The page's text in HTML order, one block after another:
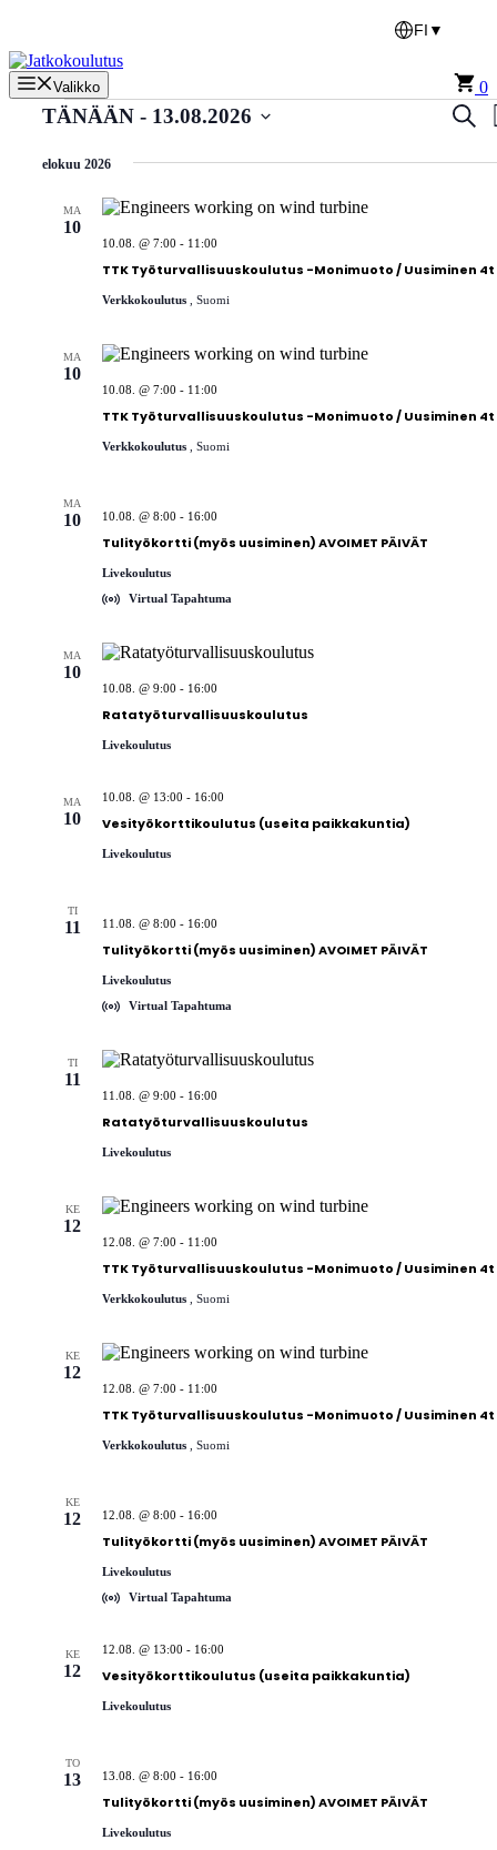
FI ▼
Valikko 0
Tapahtumat
aja
Etsi
TÄNÄÄN - 13.08.2026
päivä.
elokuu 2026
MA
10
TTK Työturvallisuuskoulutus -Monimuoto / Uusiminen 4t
10.08. @ 7:00 - 11:00
Verkkokoulutus , Suomi
MA
10
TTK Työturvallisuuskoulutus -Monimuoto / Uusiminen 4t
10.08. @ 7:00 - 11:00
Verkkokoulutus , Suomi
MA
10
Tulityökortti (myös uusiminen) AVOIMET PÄIVÄT
10.08. @ 8:00 - 16:00
Livekoulutus
Virtual Tapahtuma
MA
10
Ratatyöturvallisuuskoulutus
10.08. @ 9:00 - 16:00
Livekoulutus
MA
10 Vesityökorttikoulutus (useita paikkakuntia)
10.08. @ 13:00 - 16:00
Livekoulutus
TI
11
Tulityökortti (myös uusiminen) AVOIMET PÄIVÄT
11.08. @ 8:00 - 16:00
Livekoulutus
Virtual Tapahtuma
TI
11
Ratatyöturvallisuuskoulutus
11.08. @ 9:00 - 16:00
Livekoulutus
KE
12
TTK Työturvallisuuskoulutus -Monimuoto / Uusiminen 4t
12.08. @ 7:00 - 11:00
Verkkokoulutus , Suomi
KE
12
TTK Työturvallisuuskoulutus -Monimuoto / Uusiminen 4t
12.08. @ 7:00 - 11:00
Verkkokoulutus , Suomi
KE
12
Tulityökortti (myös uusiminen) AVOIMET PÄIVÄT
12.08. @ 8:00 - 16:00
Livekoulutus
Virtual Tapahtuma
KE
12 Vesityökorttikoulutus (useita paikkakuntia)
12.08. @ 13:00 - 16:00
Livekoulutus
TO
13
Tulityökortti (myös uusiminen) AVOIMET PÄIVÄT
13.08. @ 8:00 - 16:00
Livekoulutus